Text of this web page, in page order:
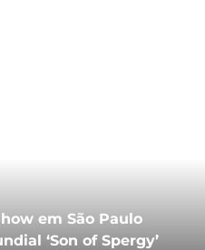
em São Paulo
‘Son of Spergy’